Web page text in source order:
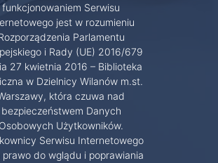
funkcjonowaniem Serwisu
jest w rozumieniu
Parlamentu
i Rady (UE) 2016/679
27 kwietnia 2016 – Biblioteka
w Dzielnicy Wilanów m.st.
która czuwa nad
bezpieczeństwem Danych
Osobowych Użytkowników.
Serwisu Internetowego
prawo do wglądu i poprawiania